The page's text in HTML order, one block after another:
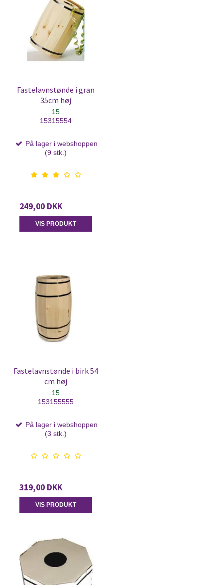
Fastelavnstønde i gran
35cm høj
15
15315554
På lager i webshoppen
(9 stk.)
249,00 DKK
VIS PRODUKT
Fastelavnstønde i birk 54
cm høj
15
153155555
På lager i webshoppen
(3 stk.)
319,00 DKK
VIS PRODUKT